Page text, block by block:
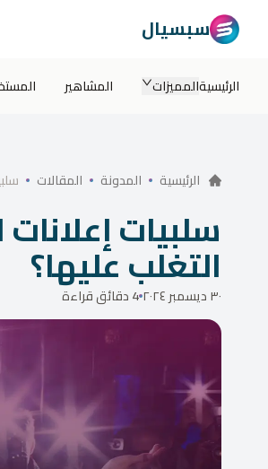
سبسيال
الرئيسيةالمميزات المشاهير
الرئيسية المدونة المقالات
سلبيات
التغلب عليها؟
٣٠ ديسمبر ٢٠٢٤ 4 دقائق قراءة